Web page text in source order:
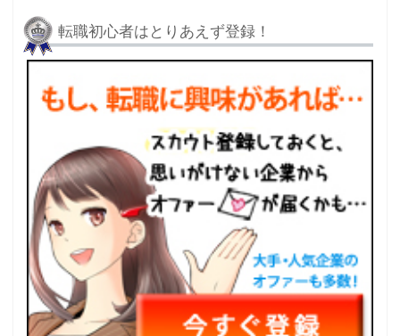
転職初心者はとりあえず登録！